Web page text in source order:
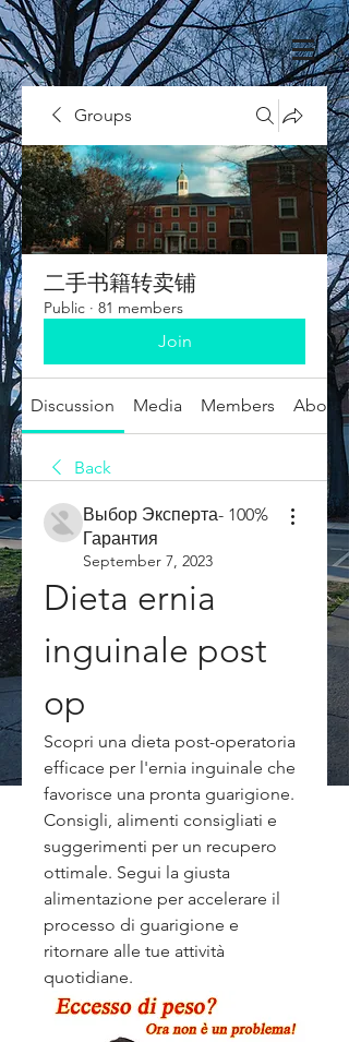
Groups
二手书籍转卖铺
Public · 81 members
Join
Discussion Media Members About
Back
Выбор Эксперта- 100%
Гарантия
September 7, 2023
Dieta ernia
inguinale post
op
Scopri una dieta post-operatoria
efficace per l'ernia inguinale che
favorisce una pronta guarigione.
Consigli, alimenti consigliati e
suggerimenti per un recupero
ottimale. Segui la giusta
alimentazione per accelerare il
processo di guarigione e
ritornare alle tue attività
quotidiane.